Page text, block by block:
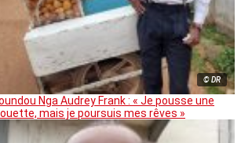
© DR
Nga Audrey Frank : « Je pousse une
mais je poursuis mes rêves »